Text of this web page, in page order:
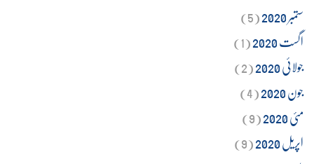
ستمبر 2020
(5)
اگست 2020
(1)
جولائی 2020
(2)
جون 2020
(4)
مئی 2020
(9)
اپریل 2020
(9)